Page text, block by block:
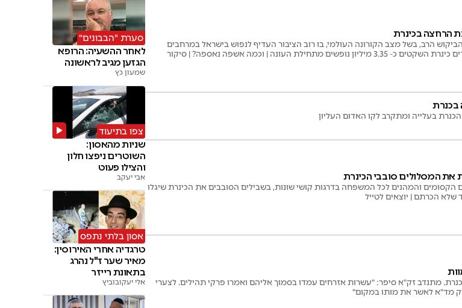
הרחצה בכינרת
הרב, בשל מצב הקורונה העולמי, בו רוב הציבור העדיף לנפוש בישראל במרחבים
העונה | וכמה אשפה נאספה? | סיקור
בכנרת
בעלייה ומתקרב לקו האדום העליון
את המסלולים סובבי הכינרת
והמהנים לכל המשפחה בדרגות קושי שונות, בשבילים הסובבים את הכינרת שיגלו
שלא הכרתם | יוצאים לטייל
הנפרד בכנרת. מתנדב זק"א סיפר: "עשרות אזרחים עמדו בסמוך אליהם ואמרו פרקי תהילים. לצערי
מד"א לאשר את מותו במקום"
סערת "הבבונים"
לאחר ההשעיה: הרופא
הגזען מגיב לראשונה
שמעון כץ
צפו בתיעוד
שניות מהאסון:
השוטרים ניפצו חלון
והצילו פעוט
אבי יעקב
אסון בלתי נתפס
טרגדיה אחרי האירוסין:
מאיר שער ז"ל נהרג
בתאונת רייזר
אלי יעקובוביץ